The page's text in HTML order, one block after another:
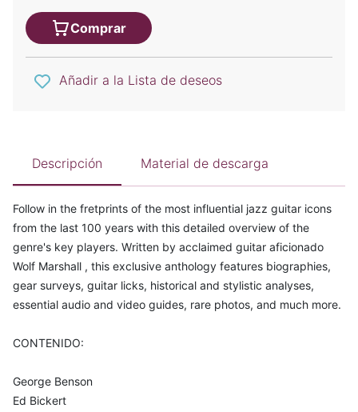
Comprar
Añadir a la Lista de deseos
Descripción Material de descarga
Follow in the fretprints of the most influential jazz guitar icons
from the last 100 years with this detailed overview of the
genre's key players. Written by acclaimed guitar aficionado
Wolf Marshall , this exclusive anthology features biographies,
gear surveys, guitar licks, historical and stylistic analyses,
essential audio and video guides, rare photos, and much more.
CONTENIDO:
George Benson
Ed Bickert